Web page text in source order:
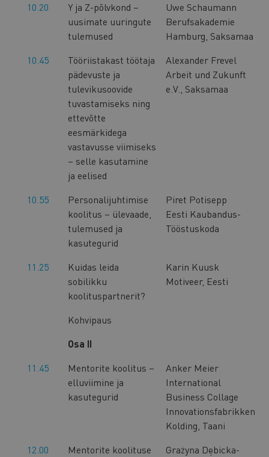
10.20
Y ja Z-põlvkond –
uusimate uuringute
tulemused
Uwe Schaumann
Berufsakademie
Hamburg, Saksamaa
10.45
Tööriistakast töötaja
pädevuste ja
tulevikusoovide
tuvastamiseks ning
ettevõtte
eesmärkidega
vastavusse viimiseks
– selle kasutamine
ja eelised
Alexander Frevel
Arbeit und Zukunft
e.V., Saksamaa
10.55
Personalijuhtimise
koolitus – ülevaade,
tulemused ja
kasutegurid
Piret Potisepp
Eesti Kaubandus-
Tööstuskoda
11.25
Kuidas leida
sobilikku
koolituspartnerit?
Karin Kuusk
Motiveer, Eesti
Kohvipaus
Osa II
11.45
Mentorite koolitus –
elluviimine ja
kasutegurid
Anker Meier
International
Business Collage
Innovationsfabrikken
Kolding, Taani
12.00
Mentorite koolituse
Grażyna Dębicka-